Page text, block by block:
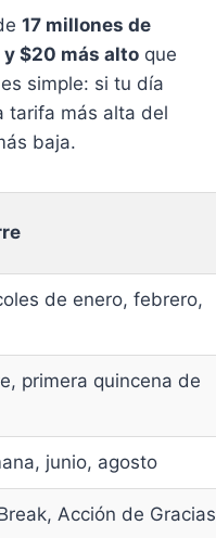
17 millones de
y $20 más alto que
simple: si tu día
tarifa más alta del
baja.
de enero, febrero,
primera quincena de
junio, agosto
Acción de Gracias